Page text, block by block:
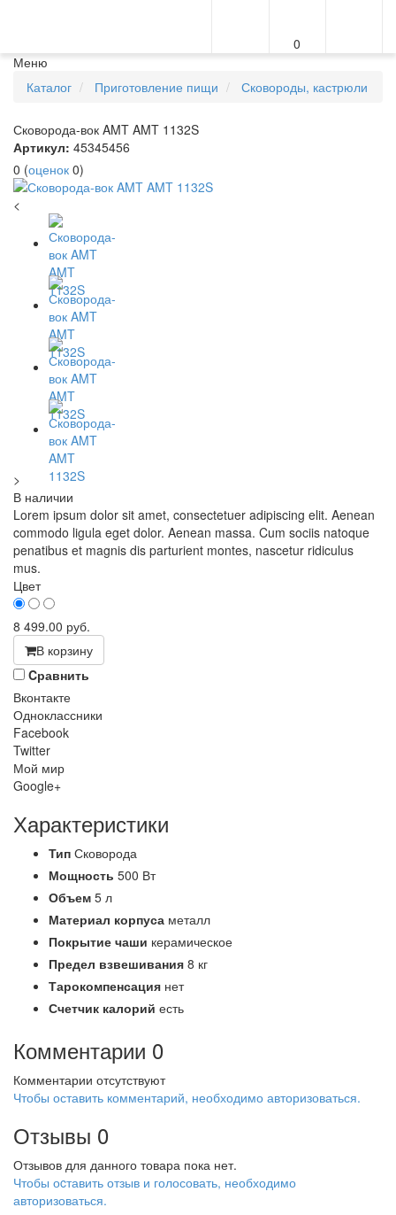
0
Меню
Каталог
Приготовление пищи Сковороды, кастрюли
Сковорода-вок AMT AMT 1132S
Артикул: 45345456
0 (оценок 0)
<
>
В наличии
Lorem ipsum dolor sit amet, consectetuer adipiscing elit. Aenean
commodo ligula eget dolor. Aenean massa. Cum sociis natoque
penatibus et magnis dis parturient montes, nascetur ridiculus
mus.
Цвет
8 499.00 руб.
В корзину
Cравнить
Вконтакте
Одноклассники
Facebook
Twitter
Мой мир
Google+
Характеристики
Тип Сковорода
Мощность 500 Вт
Объем 5 л
Материал корпуса металл
Покрытие чаши керамическое
Предел взвешивания 8 кг
Тарокомпенсация нет
Счетчик калорий есть
Комментарии 0
Комментарии отсутствуют
Чтобы оставить комментарий, необходимо авторизоваться.
Отзывы 0
Отзывов для данного товара пока нет.
Чтобы оcтавить отзыв и голосовать, необходимо
авторизоваться.